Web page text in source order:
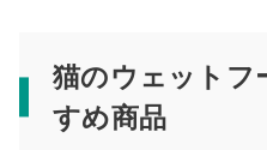
猫のウェットフ
すめ商品